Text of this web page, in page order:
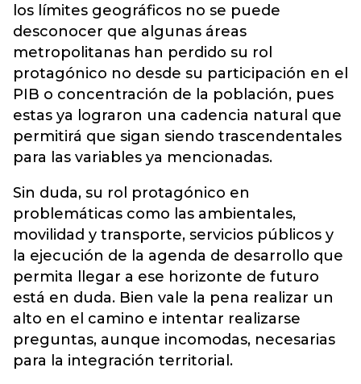
los límites geográficos no se puede
desconocer que algunas áreas
metropolitanas han perdido su rol
protagónico no desde su participación en el
PIB o concentración de la población, pues
estas ya lograron una cadencia natural que
permitirá que sigan siendo trascendentales
para las variables ya mencionadas.
Sin duda, su rol protagónico en
problemáticas como las ambientales,
movilidad y transporte, servicios públicos y
la ejecución de la agenda de desarrollo que
permita llegar a ese horizonte de futuro
está en duda. Bien vale la pena realizar un
alto en el camino e intentar realizarse
preguntas, aunque incomodas, necesarias
para la integración territorial.